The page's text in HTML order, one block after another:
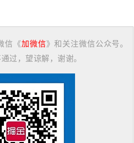
信《加微信》和关注微信公众号。
过，望谅解，谢谢。